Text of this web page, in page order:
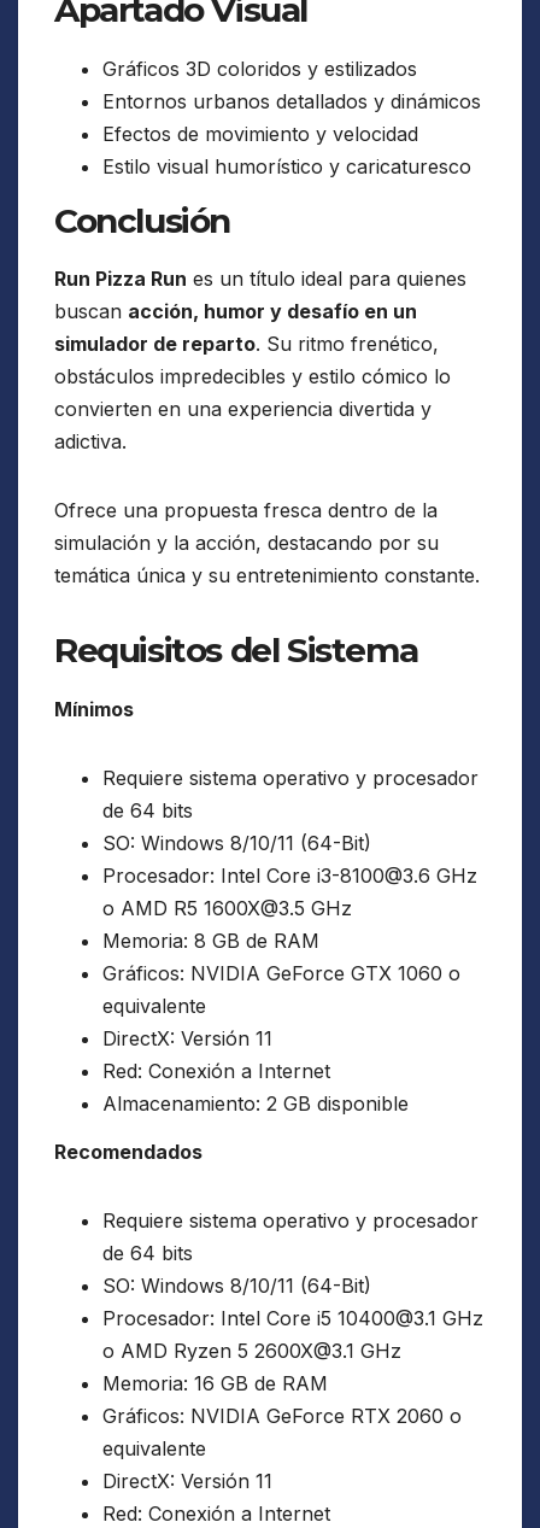
Apartado Visual
Gráficos 3D coloridos y estilizados
Entornos urbanos detallados y dinámicos
Efectos de movimiento y velocidad
Estilo visual humorístico y caricaturesco
Conclusión
Run Pizza Run es un título ideal para quienes
buscan acción, humor y desafío en un
simulador de reparto. Su ritmo frenético,
obstáculos impredecibles y estilo cómico lo
convierten en una experiencia divertida y
adictiva.
Ofrece una propuesta fresca dentro de la
simulación y la acción, destacando por su
temática única y su entretenimiento constante.
Requisitos del Sistema
Mínimos
Requiere sistema operativo y procesador
de 64 bits
SO: Windows 8/10/11 (64-Bit)
Procesador: Intel Core i3-8100@3.6 GHz
o AMD R5 1600X@3.5 GHz
Memoria: 8 GB de RAM
Gráficos: NVIDIA GeForce GTX 1060 o
equivalente
DirectX: Versión 11
Red: Conexión a Internet
Almacenamiento: 2 GB disponible
Recomendados
Requiere sistema operativo y procesador
de 64 bits
SO: Windows 8/10/11 (64-Bit)
Procesador: Intel Core i5 10400@3.1 GHz
o AMD Ryzen 5 2600X@3.1 GHz
Memoria: 16 GB de RAM
Gráficos: NVIDIA GeForce RTX 2060 o
equivalente
DirectX: Versión 11
Red: Conexión a Internet